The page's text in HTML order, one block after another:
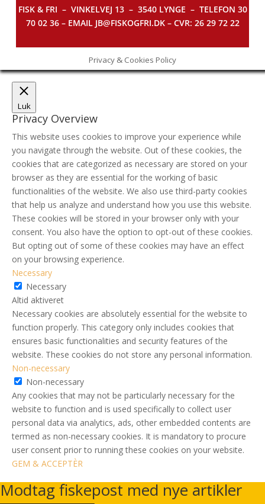
FISK & FRI – VINKELVEJ 13 – 3540 LYNGE – TELEFON 30
70 02 36 – EMAIL JB@FISKOGFRI.DK – CVR: 26 29 72 22
Privacy & Cookies Policy
Luk
Privacy Overview
This website uses cookies to improve your experience while
you navigate through the website. Out of these cookies, the
cookies that are categorized as necessary are stored on your
browser as they are essential for the working of basic
functionalities of the website. We also use third-party cookies
that help us analyze and understand how you use this website.
These cookies will be stored in your browser only with your
consent. You also have the option to opt-out of these cookies.
But opting out of some of these cookies may have an effect
on your browsing experience.
Necessary
Necessary
Altid aktiveret
Necessary cookies are absolutely essential for the website to
function properly. This category only includes cookies that
ensures basic functionalities and security features of the
website. These cookies do not store any personal information.
Non-necessary
Non-necessary
Any cookies that may not be particularly necessary for the
website to function and is used specifically to collect user
personal data via analytics, ads, other embedded contents are
termed as non-necessary cookies. It is mandatory to procure
user consent prior to running these cookies on your website.
GEM & ACCEPTÈR
Modtag fiskepost med nye artikler